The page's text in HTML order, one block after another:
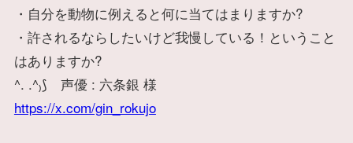
・自分を動物に例えると何に当てはまりますか?
・許されるならしたいけど我慢している！ということ
はありますか?
^. .^₎⟆ 声優 : 六条銀 様
https://x.com/gin_rokujo